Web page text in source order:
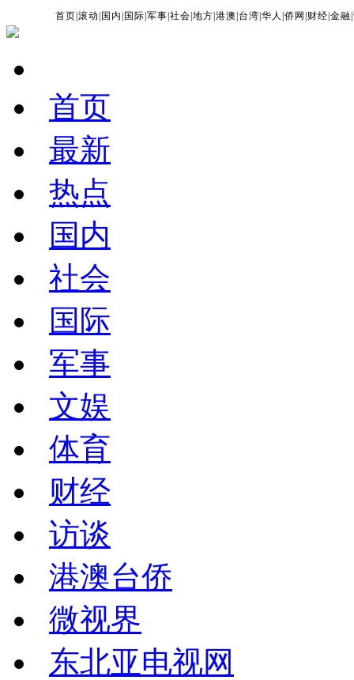
首页 |滚动 国内 国际 |军事 |社会 |地方 |港澳 台湾 |华人 |侨网 财经 |金融 |
首页
最新
热点
国内
社会
国际
军事
文娱
体育
财经
访谈
港澳台侨
微视界
东北亚电视网